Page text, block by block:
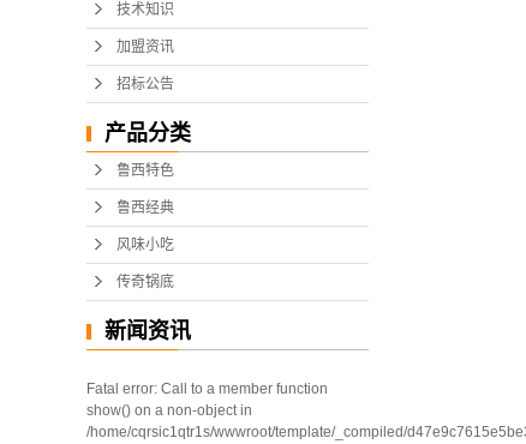
技术知识
加盟资讯
招标公告
产品分类
鲁西特色
鲁西经典
风味小吃
传奇锅底
新闻资讯
Fatal error: Call to a member function
show() on a non-object in
/home/cqrsic1qtr1s/wwwroot/template/_compiled/